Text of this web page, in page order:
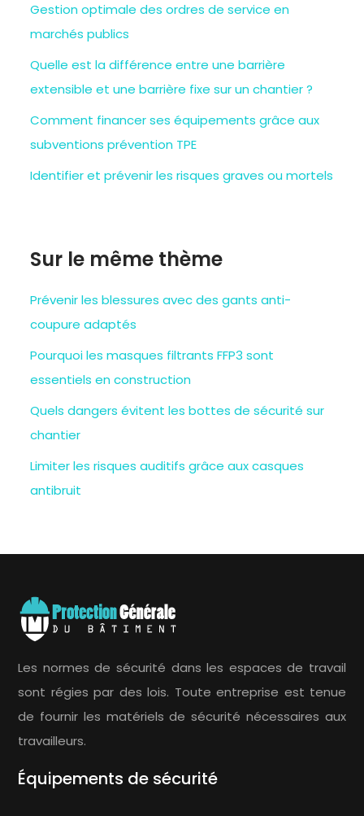
Gestion optimale des ordres de service en
marchés publics
Quelle est la différence entre une barrière
extensible et une barrière fixe sur un chantier ?
Comment financer ses équipements grâce aux
subventions prévention TPE
Identifier et prévenir les risques graves ou mortels
Sur le même thème
Prévenir les blessures avec des gants anti-
coupure adaptés
Pourquoi les masques filtrants FFP3 sont
essentiels en construction
Quels dangers évitent les bottes de sécurité sur
chantier
Limiter les risques auditifs grâce aux casques
antibruit
Les normes de sécurité dans les espaces de travail
sont régies par des lois. Toute entreprise est tenue
de fournir les matériels de sécurité nécessaires aux
travailleurs.
Équipements de sécurité